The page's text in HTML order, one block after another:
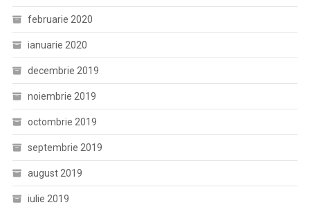
februarie 2020
ianuarie 2020
decembrie 2019
noiembrie 2019
octombrie 2019
septembrie 2019
august 2019
iulie 2019